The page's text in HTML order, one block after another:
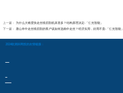
上一篇：
为什么大锥度快走丝线切割机床居多？结构原理决定-「仁光智能」
下一篇： 唐山市中走丝线切割的客户该如何选购中走丝？经济实用，好用不贵-「仁光智能」
2024欧洲杯网投的友情链接：